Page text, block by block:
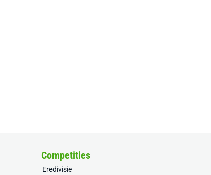
Competities
Eredivisie